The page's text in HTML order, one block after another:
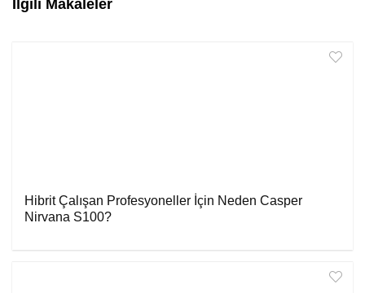
İlgili Makaleler
Hibrit Çalışan Profesyoneller İçin Neden Casper
Nirvana S100?